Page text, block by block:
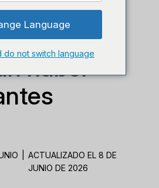
de DJ y
haber
ACTUALIZADO EL 8 DE
JUNIO DE 2026
Language
do not switch language